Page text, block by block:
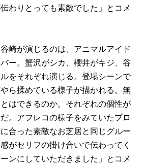
わりとっても素敵でした」とコメ
崎が演じるのは、アニマルアイド
ー。蟹沢がシカ、櫻井がキジ、谷
をそれぞれ演じる。登場シーンで
ら揉めている様子が描かれる。無
はできるのか。それぞれの個性が
。アフレコの様子をみていたプロ
合った素敵なお芝居と同じグルー
がセリフの掛け合いで伝わってく
ンにしていただきました」とコメ